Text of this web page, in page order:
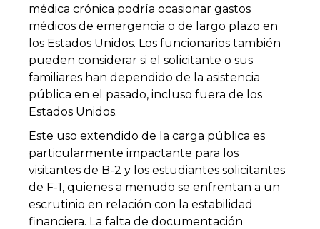
médica crónica podría ocasionar gastos
médicos de emergencia o de largo plazo en
los Estados Unidos. Los funcionarios también
pueden considerar si el solicitante o sus
familiares han dependido de la asistencia
pública en el pasado, incluso fuera de los
Estados Unidos.
Este uso extendido de la carga pública es
particularmente impactante para los
visitantes de B-2 y los estudiantes solicitantes
de F-1, quienes a menudo se enfrentan a un
escrutinio en relación con la estabilidad
financiera. La falta de documentación